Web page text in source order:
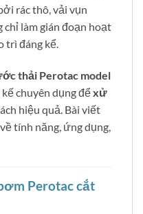
rác thô, vải vụn
chỉ làm gián đoạn hoạt
trì đáng kể.
thải Perotac model
chuyên dụng đểxử
hiệu quả. Bài viết
tính năng, ứng dụng,
Perotac cắt